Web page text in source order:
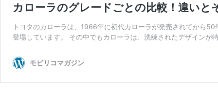
カローラのグレードごとの比較！違いと
トヨタのカローラは、1966年に初代カローラが発売されてから
登場しています。 その中でもカローラは、洗練されたデザイン
モビリコマガジン